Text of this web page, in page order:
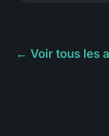
← Voir tous les